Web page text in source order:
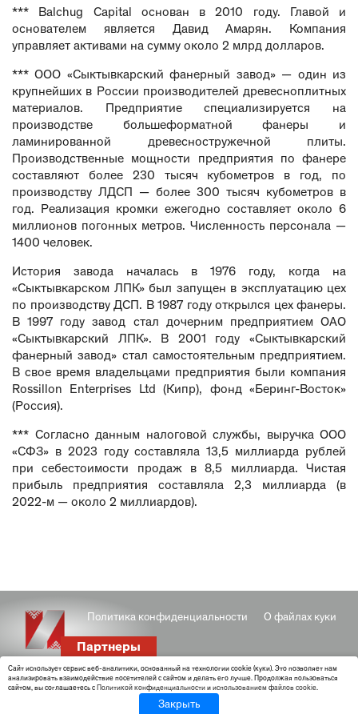
*** Balchug Capital основан в 2010 году. Главой и
основателем является Давид Амарян. Компания
управляет активами на сумму около 2 млрд долларов.
*** ООО «Сыктывкарский фанерный завод» — один из
крупнейших в России производителей древесноплитных
материалов. Предприятие специализируется на
производстве большеформатной фанеры и
ламинированной древесностружечной плиты.
Производственные мощности предприятия по фанере
составляют более 230 тысяч кубометров в год, по
производству ЛДСП — более 300 тысяч кубометров в
год. Реализация кромки ежегодно составляет около 6
миллионов погонных метров. Численность персонала —
1400 человек.
История завода началась в 1976 году, когда на
«Сыктывкарском ЛПК» был запущен в эксплуатацию цех
по производству ДСП. В 1987 году открылся цех фанеры.
В 1997 году завод стал дочерним предприятием ОАО
«Сыктывкарский ЛПК». В 2001 году «Сыктывкарский
фанерный завод» стал самостоятельным предприятием.
В свое время владельцами предприятия были компания
Rossillon Enterprises Ltd (Кипр), фонд «Беринг-Восток»
(Россия).
*** Согласно данным налоговой службы, выручка ООО
«СФЗ» в 2023 году составляла 13,5 миллиарда рублей
при себестоимости продаж в 8,5 миллиарда. Чистая
прибыль предприятия составляла 2,3 миллиарда (в
2022-м — около 2 миллиардов).
Политика конфиденциальности О файлах куки
Партнеры
Cайт использует сервис веб-аналитики, основанный на технологии cookie (куки). Это позволяет нам
анализировать взаимодействие посетителей с сайтом и делать его лучше. Продолжая пользоваться
сайтом, вы соглашаетесь с
Политикой конфиденциальности и использованием файлов cookie.
Закрыть